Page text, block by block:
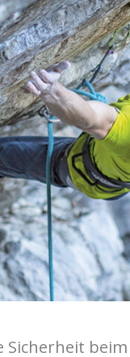
Sicherheit